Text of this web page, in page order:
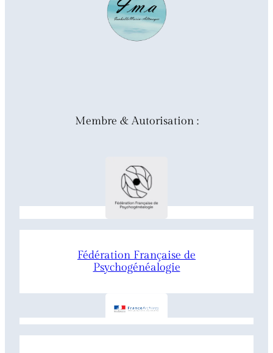
Membre & Autorisation :
Fédération Française de
Psychogénéalogie